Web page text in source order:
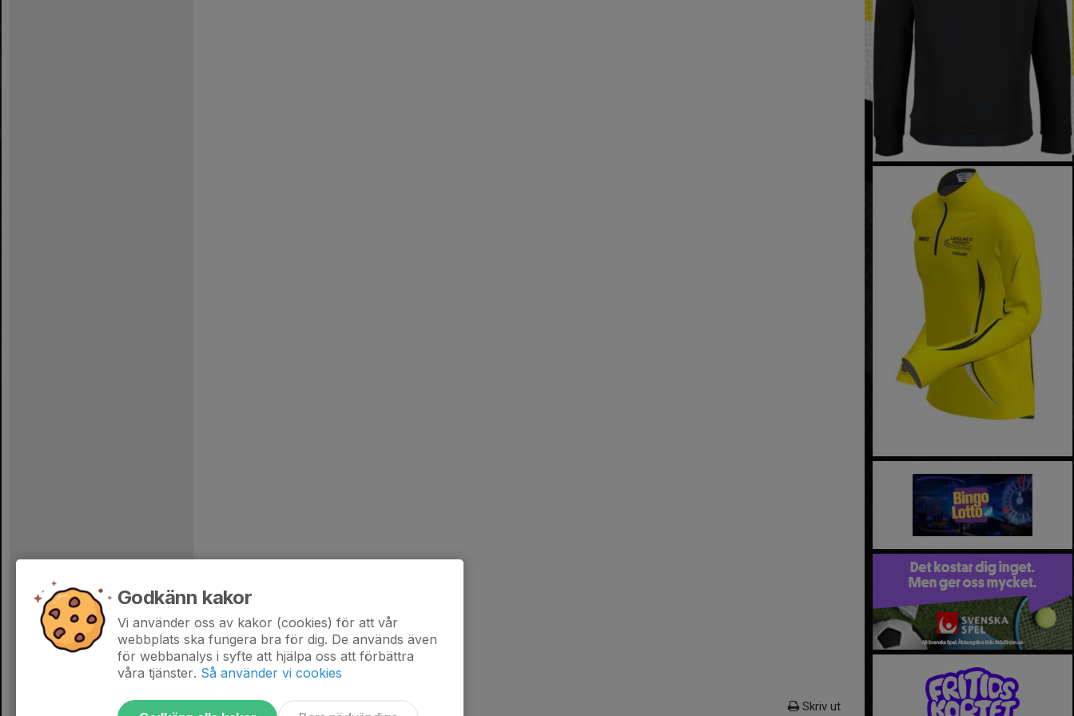
Skriv ut
Godkänn kakor
Vi använder oss av kakor (cookies) för att vår
webbplats ska fungera bra för dig. De används även
för webbanalys i syfte att hjälpa oss att förbättra
våra tjänster. Så använder vi cookies